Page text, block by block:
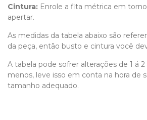
Cintura: Enrole a fita métrica em
apertar.
As medidas da tabela abaixo são
da peça, então busto e cintura você
A tabela pode sofrer alterações de 1 á
menos, leve isso em conta na hora de
tamanho adequado.